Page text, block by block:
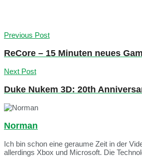
Previous Post
ReCore – 15 Minuten neues
Next Post
Duke Nukem 3D: 20th
Norman
Ich bin schon eine geraume Zeit in der
allerdings Xbox und Microsoft. Die